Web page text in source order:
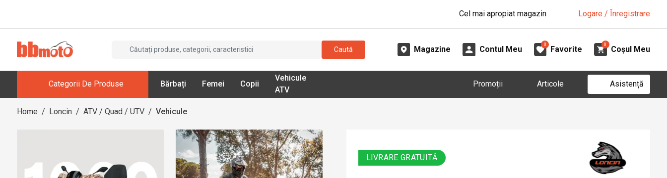
Cel mai apropiat magazin Logare / Înregistrare
Caută Magazine Contul Meu
0
Favorite
0
Coșul Meu
Categorii De Produse Bărbați Femei Copii
Vehicule
ATV
Promoții Articole Asistență
Home / Loncin / ATV / Quad / UTV / Vehicule
LIVRARE GRATUITĂ